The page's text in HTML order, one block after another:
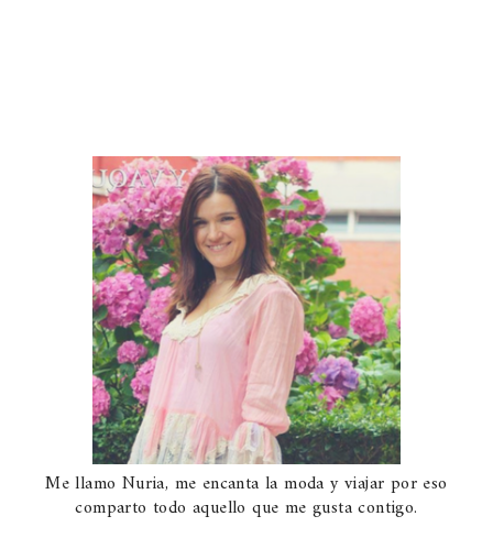
Me llamo Nuria, me encanta la moda y viajar por eso
comparto todo aquello que me gusta contigo.